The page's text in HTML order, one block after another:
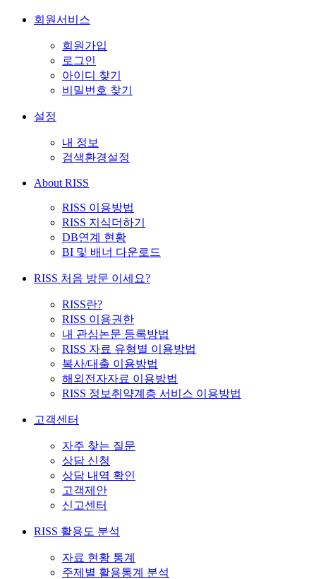
회원서비스
회원가입
로그인
아이디 찾기
비밀번호 찾기
설정
내 정보
검색환경설정
About RISS
RISS 이용방법
RISS 지식더하기
DB연계 현황
BI 및 배너 다운로드
RISS 처음 방문 이세요?
RISS란?
RISS 이용권한
내 관심논문 등록방법
RISS 자료 유형별 이용방법
복사/대출 이용방법
해외전자자료 이용방법
RISS 정보취약계층 서비스 이용방법
고객센터
자주 찾는 질문
상담 신청
상담 내역 확인
고객제안
신고센터
RISS 활용도 분석
자료 현황 통계
주제별 활용통계 분석